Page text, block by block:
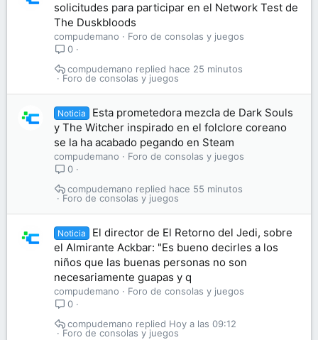
solicitudes para participar en el Network Test de
The Duskbloods
compudemano
Foro de consolas y juegos
0
Foro de consolas y juegos
hace 25 minutos
compudemano
Noticia
Esta prometedora mezcla de Dark Souls
y The Witcher inspirado en el folclore coreano
se la ha acabado pegando en Steam
compudemano
Foro de consolas y juegos
0
Foro de consolas y juegos
hace 55 minutos
compudemano
Noticia
El director de El Retorno del Jedi, sobre
el Almirante Ackbar: "Es bueno decirles a los
niños que las buenas personas no son
necesariamente guapas y q
compudemano
Foro de consolas y juegos
0
Foro de consolas y juegos
Hoy a las 09:12
compudemano